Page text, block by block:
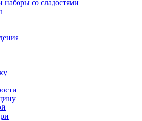
наборы со сладостями